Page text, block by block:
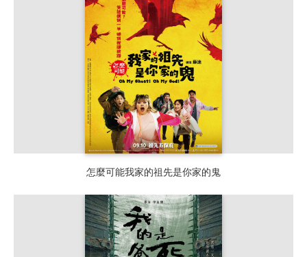
怎麼可能我家的祖先是你家的鬼